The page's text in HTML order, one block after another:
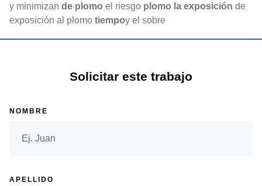
y minimizan de plomo el riesgo plomo la exposición de
exposición al plomo tiempoy el sobre
Solicitar este trabajo
NOMBRE
APELLIDO